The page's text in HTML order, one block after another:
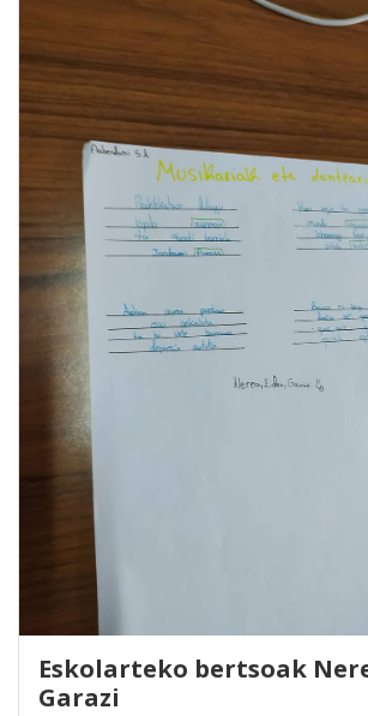
Eskolarteko bertsoak
Garazi